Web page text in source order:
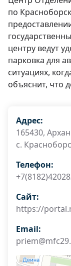
по
центру ведут
парковка для
ситуациях,
объяснит, что
Адрес:
165430,
с.
Телефон:
Сайт:
https://
Email: